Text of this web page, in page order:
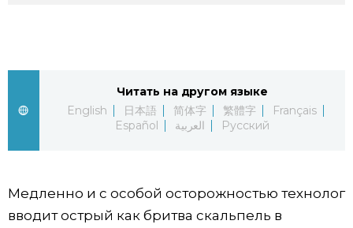
Читать на другом языке
English
日本語 简体字 繁體字
Français
Español
العربية Русский
Медленно и с особой осторожностью технолог
вводит острый как бритва скальпель в